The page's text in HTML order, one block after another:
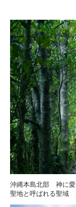
沖縄本島北部 神に
聖地と呼ばれる聖